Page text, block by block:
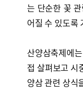
는 단순한 꽃
어질 수 있도록
산양삼축제에
접 살펴보고 시
양삼 관련 상식